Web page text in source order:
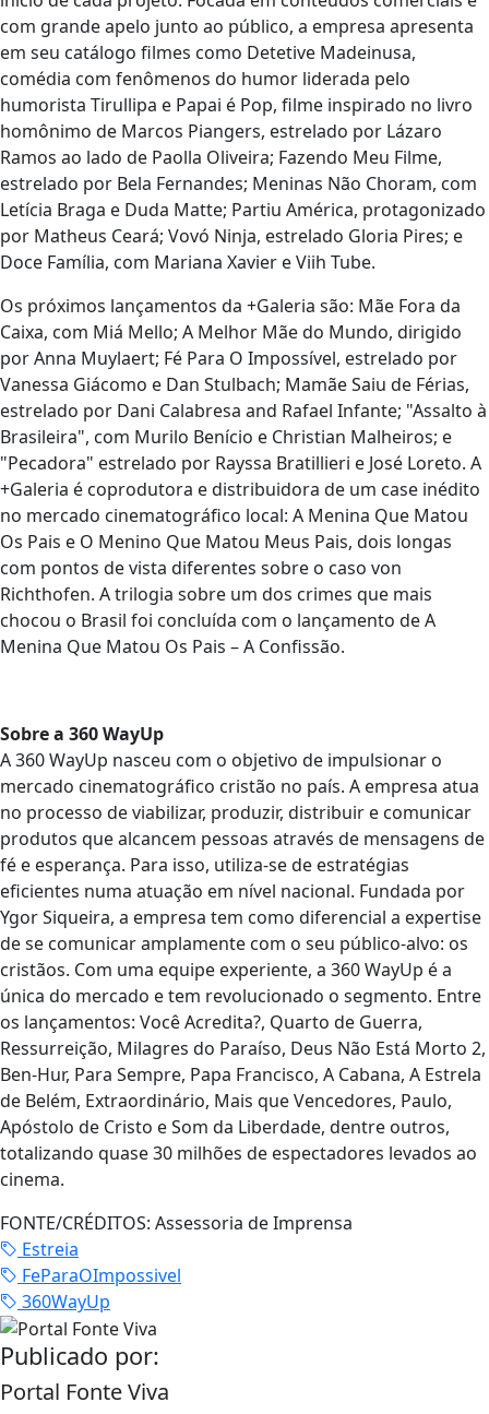
com grande apelo junto ao público, a empresa apresenta
em seu catálogo filmes como Detetive Madeinusa,
comédia com fenômenos do humor liderada pelo
humorista Tirullipa e Papai é Pop, filme inspirado no livro
homônimo de Marcos Piangers, estrelado por Lázaro
Ramos ao lado de Paolla Oliveira; Fazendo Meu Filme,
estrelado por Bela Fernandes; Meninas Não Choram, com
Letícia Braga e Duda Matte; Partiu América, protagonizado
por Matheus Ceará; Vovó Ninja, estrelado Gloria Pires; e
Doce Família, com Mariana Xavier e Viih Tube.
Os próximos lançamentos da +Galeria são: Mãe Fora da
Caixa, com Miá Mello; A Melhor Mãe do Mundo, dirigido
por Anna Muylaert; Fé Para O Impossível, estrelado por
Vanessa Giácomo e Dan Stulbach; Mamãe Saiu de Férias,
estrelado por Dani Calabresa and Rafael Infante; "Assalto à
Brasileira", com Murilo Benício e Christian Malheiros; e
"Pecadora" estrelado por Rayssa Bratillieri e José Loreto. A
+Galeria é coprodutora e distribuidora de um case inédito
no mercado cinematográfico local: A Menina Que Matou
Os Pais e O Menino Que Matou Meus Pais, dois longas
com pontos de vista diferentes sobre o caso von
Richthofen. A trilogia sobre um dos crimes que mais
chocou o Brasil foi concluída com o lançamento de A
Menina Que Matou Os Pais – A Confissão.
Sobre a 360 WayUp
A 360 WayUp nasceu com o objetivo de impulsionar o
mercado cinematográfico cristão no país. A empresa atua
no processo de viabilizar, produzir, distribuir e comunicar
produtos que alcancem pessoas através de mensagens de
fé e esperança. Para isso, utiliza-se de estratégias
eficientes numa atuação em nível nacional. Fundada por
Ygor Siqueira, a empresa tem como diferencial a expertise
de se comunicar amplamente com o seu público-alvo: os
cristãos. Com uma equipe experiente, a 360 WayUp é a
única do mercado e tem revolucionado o segmento. Entre
os lançamentos: Você Acredita?, Quarto de Guerra,
Ressurreição, Milagres do Paraíso, Deus Não Está Morto 2,
Ben-Hur, Para Sempre, Papa Francisco, A Cabana, A Estrela
de Belém, Extraordinário, Mais que Vencedores, Paulo,
Apóstolo de Cristo e Som da Liberdade, dentre outros,
totalizando quase 30 milhões de espectadores levados ao
cinema.
FONTE/CRÉDITOS: Assessoria de Imprensa
Estreia
FeParaOImpossivel
360WayUp
Publicado por:
Portal Fonte Viva